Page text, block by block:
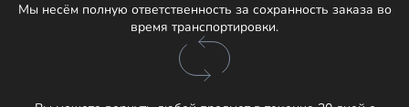
Мы несём полную ответственность за сохранность заказа во
время транспортировки.